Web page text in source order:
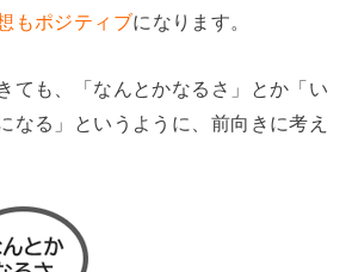
もポジティブになります。
ても、「なんとかなるさ」とか「い
なる」というように、前向きに考え